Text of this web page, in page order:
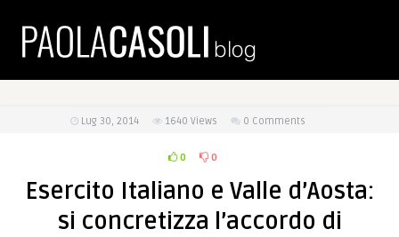
Lug 30, 2014 1640 Views 0 Comments
0 0
Esercito Italiano e Valle d’Aosta:
si concretizza l’accordo di